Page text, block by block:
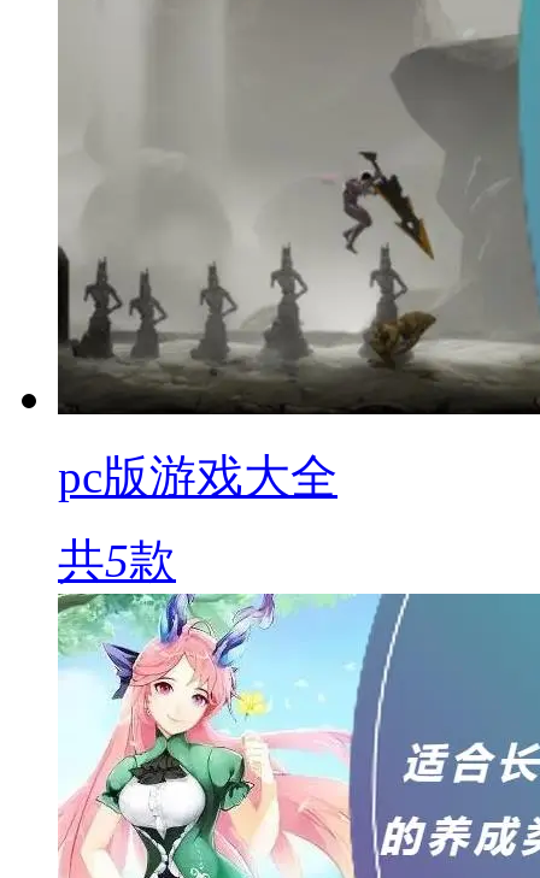
pc版游戏大全
共5款